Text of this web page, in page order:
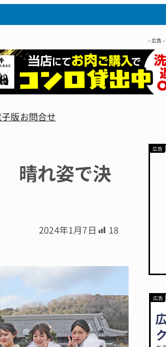
– 広告 –
版お問合せ
晴れ姿で決
2024年1月7日 18